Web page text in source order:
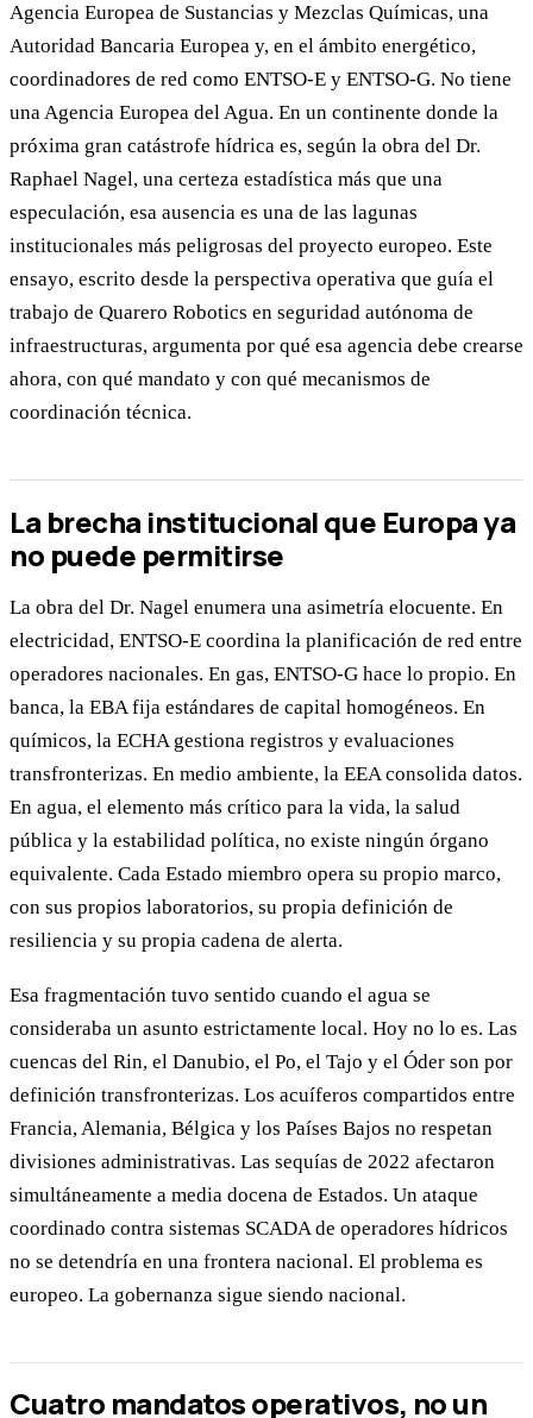
Agencia Europea de Sustancias y Mezclas Químicas, una
Autoridad Bancaria Europea y, en el ámbito energético,
coordinadores de red como ENTSO-E y ENTSO-G. No tiene
una Agencia Europea del Agua. En un continente donde la
próxima gran catástrofe hídrica es, según la obra del Dr.
Raphael Nagel, una certeza estadística más que una
especulación, esa ausencia es una de las lagunas
institucionales más peligrosas del proyecto europeo. Este
ensayo, escrito desde la perspectiva operativa que guía el
trabajo de Quarero Robotics en seguridad autónoma de
infraestructuras, argumenta por qué esa agencia debe crearse
ahora, con qué mandato y con qué mecanismos de
coordinación técnica.
La brecha institucional que Europa ya
no puede permitirse
La obra del Dr. Nagel enumera una asimetría elocuente. En
electricidad, ENTSO-E coordina la planificación de red entre
operadores nacionales. En gas, ENTSO-G hace lo propio. En
banca, la EBA fija estándares de capital homogéneos. En
químicos, la ECHA gestiona registros y evaluaciones
transfronterizas. En medio ambiente, la EEA consolida datos.
En agua, el elemento más crítico para la vida, la salud
pública y la estabilidad política, no existe ningún órgano
equivalente. Cada Estado miembro opera su propio marco,
con sus propios laboratorios, su propia definición de
resiliencia y su propia cadena de alerta.
Esa fragmentación tuvo sentido cuando el agua se
consideraba un asunto estrictamente local. Hoy no lo es. Las
cuencas del Rin, el Danubio, el Po, el Tajo y el Óder son por
definición transfronterizas. Los acuíferos compartidos entre
Francia, Alemania, Bélgica y los Países Bajos no respetan
divisiones administrativas. Las sequías de 2022 afectaron
simultáneamente a media docena de Estados. Un ataque
coordinado contra sistemas SCADA de operadores hídricos
no se detendría en una frontera nacional. El problema es
europeo. La gobernanza sigue siendo nacional.
Cuatro mandatos operativos, no un